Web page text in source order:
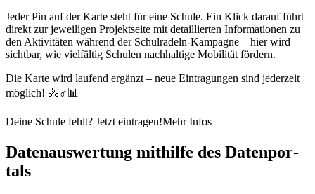
Je­der Pin auf der Kar­te steht für eine Schu­le. Ein Klick dar­auf führt
di­rekt zur je­wei­li­gen Pro­jekt­sei­te mit de­tail­lier­ten In­for­ma­tio­nen zu
den Ak­ti­vi­tä­ten wäh­rend der Schul­ra­deln-Kam­pa­gne – hier wird
sicht­bar, wie viel­fäl­tig Schu­len nach­hal­ti­ge Mo­bi­li­tät för­dern.
Die Kar­te wird lau­fend er­gänzt – neue Ein­tra­gun­gen sind je­der­zeit
mög­lich! 🚴♂️📊
Deine Schule fehlt? Jetzt eintragen!Mehr Infos
Da­ten­aus­wer­tung mit­hil­fe des Da­ten­por­
tals